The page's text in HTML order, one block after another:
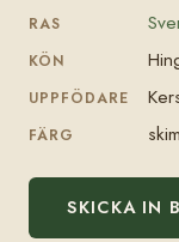
RAS
KÖN
UPPFÖDARE
FÄRG
SKICKA IN